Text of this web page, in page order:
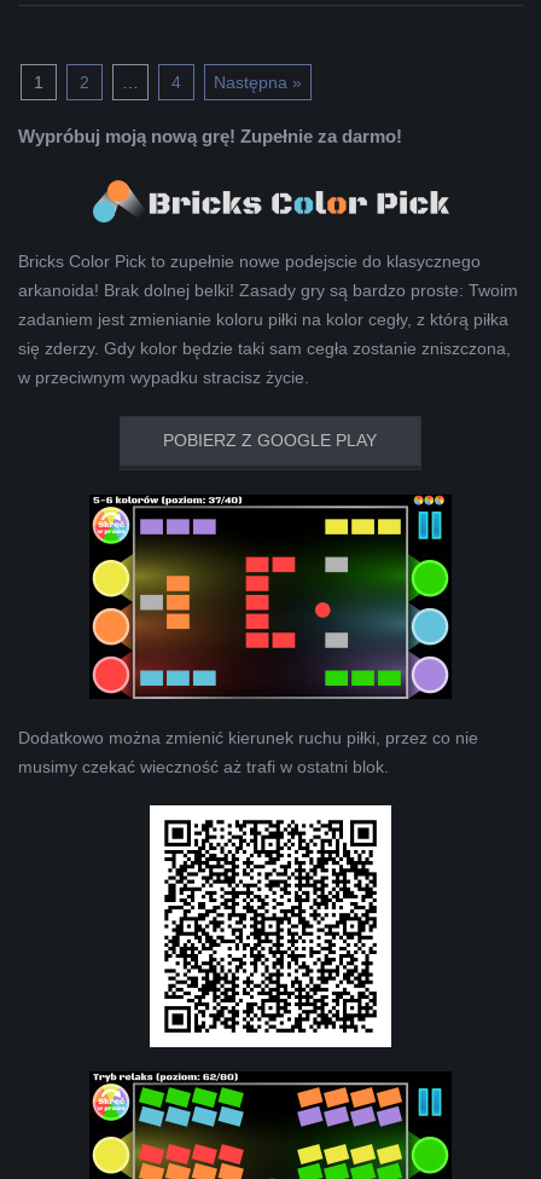
1 2 … 4 Następna »
Wypróbuj moją nową grę! Zupełnie za darmo!
Bricks Color Pick to zupełnie nowe podejscie do klasycznego
arkanoida! Brak dolnej belki! Zasady gry są bardzo proste: Twoim
zadaniem jest zmienianie koloru piłki na kolor cegły, z którą piłka
się zderzy. Gdy kolor będzie taki sam cegła zostanie zniszczona,
w przeciwnym wypadku stracisz życie.
POBIERZ Z GOOGLE PLAY
Dodatkowo można zmienić kierunek ruchu piłki, przez co nie
musimy czekać wieczność aż trafi w ostatni blok.